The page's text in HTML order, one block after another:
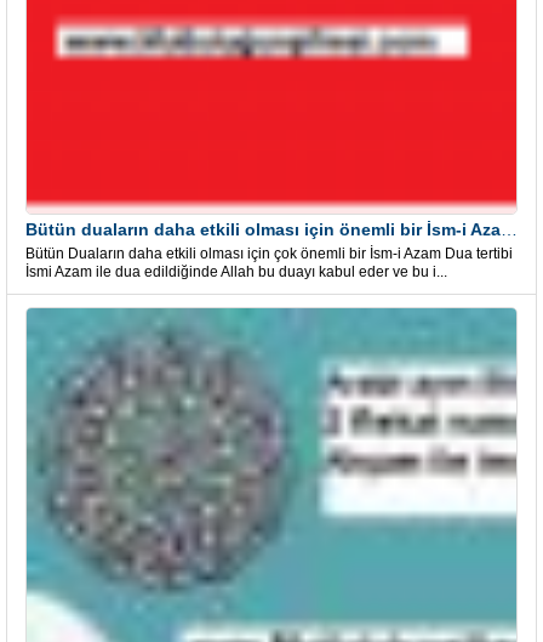
Bütün Duaların daha etkili olması için çok önemli bir İsm-i Azam Dua tertibi
İsmi Azam ile dua edildiğinde Allah bu duayı kabul eder ve bu i...